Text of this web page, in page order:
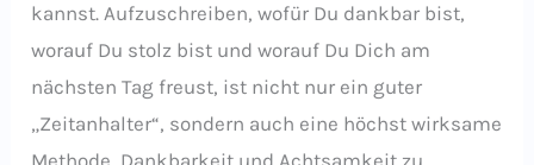
kannst. Aufzuschreiben, wofür Du dankbar bist,
worauf Du stolz bist und worauf Du Dich am
nächsten Tag freust, ist nicht nur ein guter
„Zeitanhalter“, sondern auch eine höchst wirksame